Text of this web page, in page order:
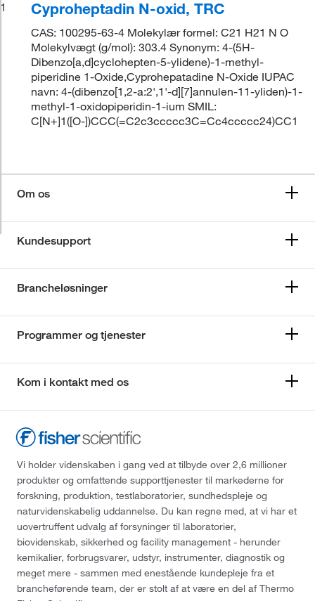
1
Cyproheptadin N-oxid, TRC
CAS: 100295-63-4 Molekylær formel: C21 H21 N O
Molekylvægt (g/mol): 303.4 Synonym: 4-(5H-
Dibenzo[a,d]cyclohepten-5-ylidene)-1-methyl-
piperidine 1-Oxide,Cyprohepatadine N-Oxide IUPAC
navn: 4-(dibenzo[1,2-a:2',1'-d][7]annulen-11-yliden)-1-
methyl-1-oxidopiperidin-1-ium SMIL:
C[N+]1([O-])CCC(=C2c3ccccc3C=Cc4ccccc24)CC1
Om os
Kundesupport
Brancheløsninger
Programmer og tjenester
Kom i kontakt med os
Vi holder videnskaben i gang ved at tilbyde over 2,6 millioner
produkter og omfattende supporttjenester til markederne for
forskning, produktion, testlaboratorier, sundhedspleje og
naturvidenskabelig uddannelse. Du kan regne med, at vi har et
uovertruffent udvalg af forsyninger til laboratorier,
biovidenskab, sikkerhed og facility management - herunder
kemikalier, forbrugsvarer, udstyr, instrumenter, diagnostik og
meget mere - sammen med enestående kundepleje fra et
brancheførende team, der er stolt af at være en del af Thermo